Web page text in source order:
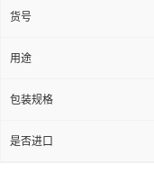
货号
用途
包装规格
是否进口